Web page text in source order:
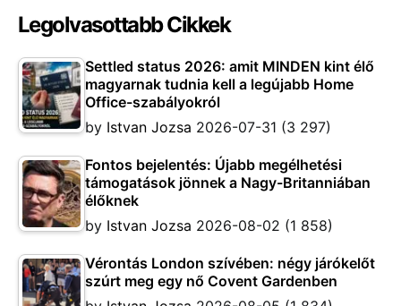
Legolvasottabb Cikkek
Settled status 2026: amit MINDEN kint élő
magyarnak tudnia kell a legújabb Home
Office-szabályokról
by Istvan Jozsa 2026-07-31 (3 297)
Fontos bejelentés: Újabb megélhetési
támogatások jönnek a Nagy-Britanniában
élőknek
by Istvan Jozsa 2026-08-02 (1 858)
Vérontás London szívében: négy járókelőt
szúrt meg egy nő Covent Gardenben